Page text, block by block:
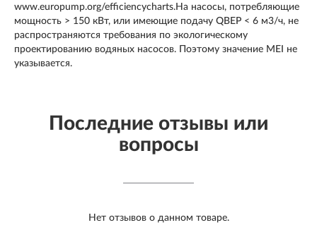
www.europump.org/efficiencycharts.На насосы, потребляющие
мощность > 150 кВт, или имеющие подачу QBEP < 6 м3/ч, не
распространяются требования по экологическому
проектированию водяных насосов. Поэтому значение MEI не
указывается.
Последние отзывы или
вопросы
Нет отзывов о данном товаре.